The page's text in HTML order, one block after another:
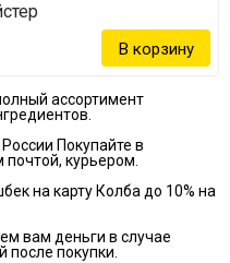
ассортимент
Покупайте в
курьером.
на карту Колба до 10% на
вам деньги в случае
после покупки.